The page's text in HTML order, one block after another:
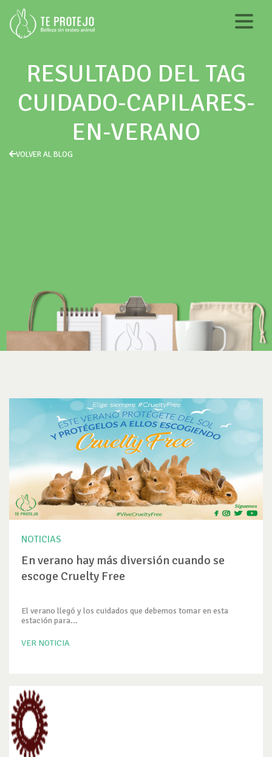
RESULTADO DEL TAG
CUIDADO-CAPILARES-
EN-VERANO
VOLVER AL BLOG
NOTICIAS
En verano hay más diversión cuando se
escoge Cruelty Free
El verano llegó y los cuidados que debemos tomar en esta
estación para...
VER NOTICIA